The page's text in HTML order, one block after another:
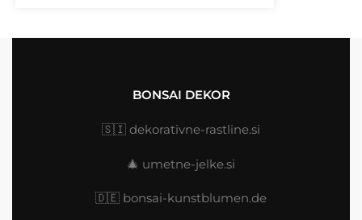
BONSAI DEKOR
🇸🇮 dekorativne-rastline.si
🎄 umetne-jelke.si
🇩🇪 bonsai-kunstblumen.de